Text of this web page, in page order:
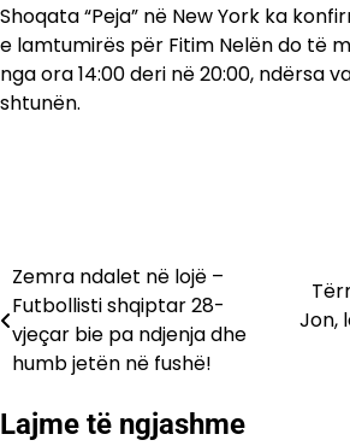
Shoqata “Peja” në New York ka
e lamtumirës për Fitim Nelën do të
nga ora 14:00 deri në 20:00, ndërsa
shtunën.
Lëvizje
te
postimet
Zemra ndalet në lojë –
Futbollisti shqiptar 28-
vjeçar bie pa ndjenja dhe
humb jetën në fushë!
Jon,
Lajme të ngjashme